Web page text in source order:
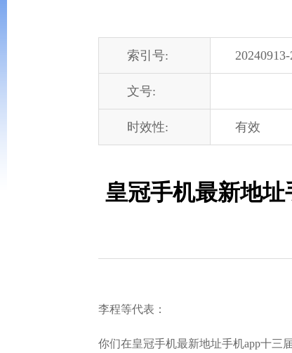
索引号:
文号:
时效性: 有效
皇冠手机最新地
李程等代表：
你们在皇冠手机最新地址手机app十三